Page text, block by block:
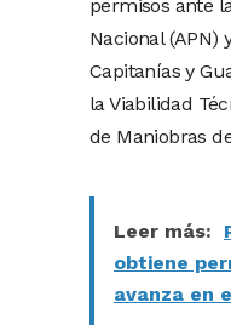
permisos ante
Nacional (APN)
Capitanías y
la Viabilidad
de Maniobras
Leer más:
obtiene
avanza en